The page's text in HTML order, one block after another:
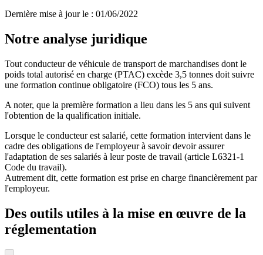
Dernière mise à jour le : 01/06/2022
Notre analyse juridique
Tout conducteur de véhicule de transport de marchandises dont le
poids total autorisé en charge (PTAC) excède 3,5 tonnes doit suivre
une formation continue obligatoire (FCO) tous les 5 ans.
A noter, que la première formation a lieu dans les 5 ans qui suivent
l'obtention de la qualification initiale.
Lorsque le conducteur est salarié, cette formation intervient dans le
cadre des obligations de l'employeur à savoir devoir assurer
l'adaptation de ses salariés à leur poste de travail (article L6321-1
Code du travail).
Autrement dit, cette formation est prise en charge financièrement par
l'employeur.
Des outils utiles à la mise en œuvre de la
réglementation